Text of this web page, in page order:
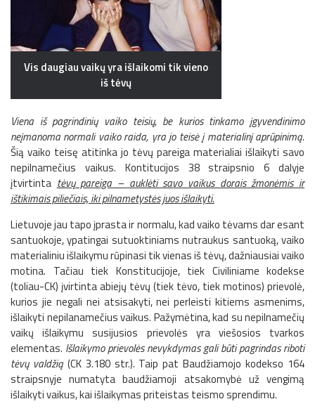
Vis daugiau vaikų yra išlaikomi tik vieno
iš tėvų
Viena iš pagrindinių vaiko teisių, be kurios tinkamo įgyvendinimo
neįmanoma normali vaiko raida, yra jo teisė į materialinį aprūpinimą.
Šią vaiko teisę atitinka jo tėvų pareiga materialiai išlaikyti savo
nepilnamečius vaikus. Kontitucijos 38 straipsnio 6 dalyje
įtvirtinta tėvų pareiga – auklėti savo vaikus dorais žmonėmis ir
ištikimais piliečiais, iki pilnametystės juos išlaikyti.
Lietuvoje jau tapo įprasta ir normalu, kad vaiko tėvams dar esant
santuokoje, ypatingai sutuoktiniams nutraukus santuoką, vaiko
materialiniu išlaikymu rūpinasi tik vienas iš tėvų, dažniausiai vaiko
motina. Tačiau tiek Konstitucijoje, tiek Civiliniame kodekse
(toliau-CK) įvirtinta abiejų tėvų (tiek tėvo, tiek motinos) prievolė,
kurios jie negali nei atsisakyti, nei perleisti kitiems asmenims,
išlaikyti nepilanamečius vaikus. Pažymėtina, kad su nepilnamečių
vaikų išlaikymu susijusios prievolės yra viešosios tvarkos
elementas. Išlaikymo prievolės nevykdymas gali būti pagrindas riboti
tėvų valdžią(CK 3.180 str.). Taip pat Baudžiamojo kodekso 164
straipsnyje numatyta baudžiamoji atsakomybė už vengimą
išlaikyti vaikus, kai išlaikymas priteistas teismo sprendimu.